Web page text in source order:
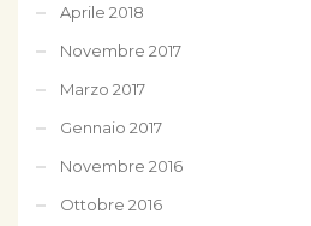
Aprile 2018
Novembre 2017
Marzo 2017
Gennaio 2017
Novembre 2016
Ottobre 2016